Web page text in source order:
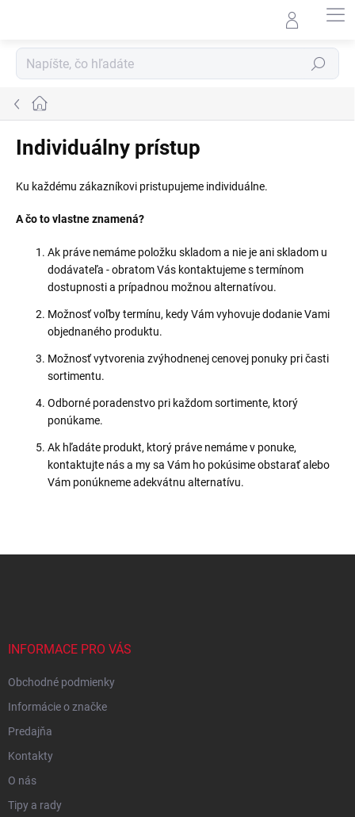
Hľadať
Domov
Individuálny prístup
Ku každému zákazníkovi pristupujeme individuálne.
A čo to vlastne znamená?
Ak práve nemáme položku skladom a nie je ani skladom u
dodávateľa - obratom Vás kontaktujeme s termínom
dostupnosti a prípadnou možnou alternatívou.
Možnosť voľby termínu, kedy Vám vyhovuje dodanie Vami
objednaného produktu.
Možnosť vytvorenia zvýhodnenej cenovej ponuky pri časti
sortimentu.
Odborné poradenstvo pri každom sortimente, ktorý
ponúkame.
Ak hľadáte produkt, ktorý práve nemáme v ponuke,
kontaktujte nás a my sa Vám ho pokúsime obstarať alebo
Vám ponúkneme adekvátnu alternatívu.
INFORMACE PRO VÁS
Obchodné podmienky
Informácie o značke
Predajňa
Kontakty
O nás
Tipy a rady